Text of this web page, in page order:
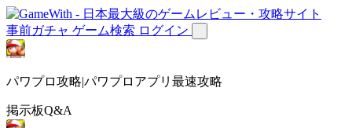
事前ガチャ ゲーム検索 ログイン
パワプロ攻略|パワプロアプリ最速攻略
掲示板Q&A